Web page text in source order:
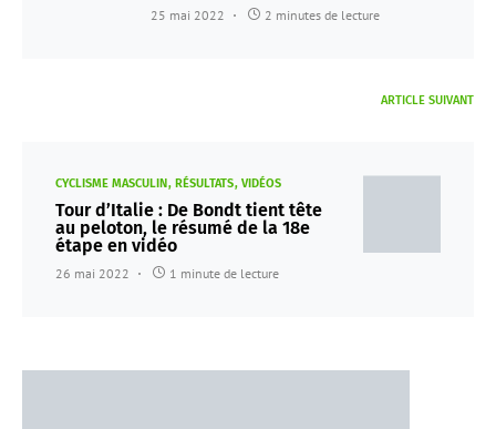
25 mai 2022 2 minutes de lecture
ARTICLE SUIVANT
CYCLISME MASCULIN RÉSULTATS VIDÉOS
Tour d’Italie : De Bondt tient tête
au peloton, le résumé de la 18e
étape en vidéo
26 mai 2022 1 minute de lecture